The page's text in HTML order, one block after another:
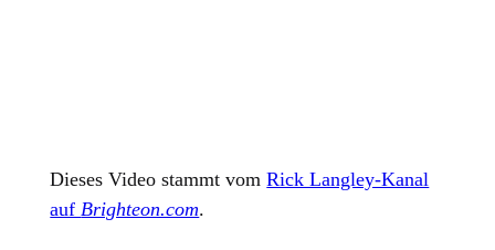
Dieses Video stammt vomRick Langley-Kanal
aufBrighteon.com.